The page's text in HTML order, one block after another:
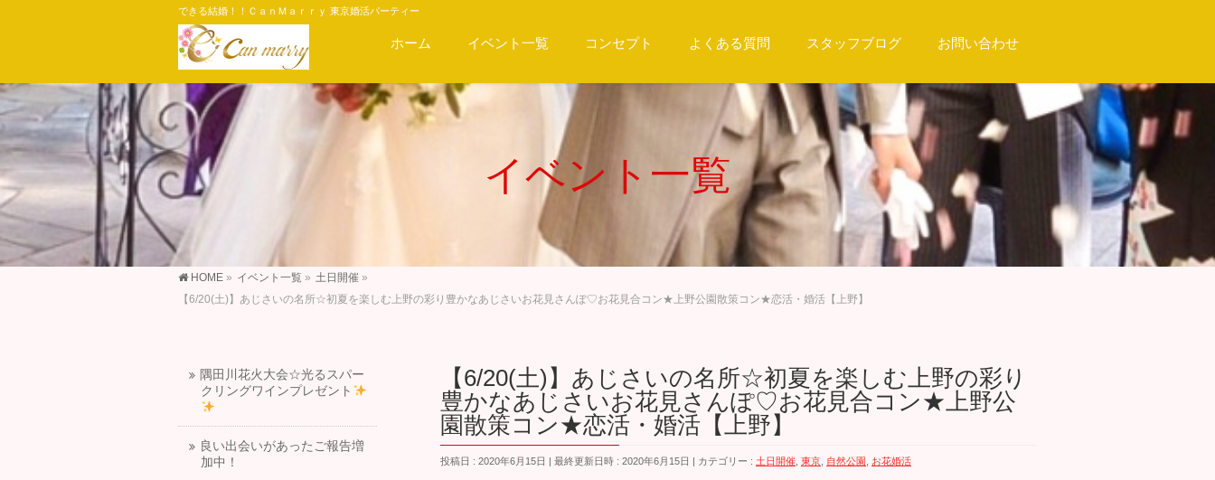
できる結婚！！ＣａｎＭａｒｒｙ 東京婚活パーティー
ホーム イベント一覧 コンセプト よくある質問 スタッフブログ お問い合わせ
イベント一覧
HOME » イベント一覧 » 土日開催 »
【6/20(土)】あじさいの名所☆初夏を楽しむ上野の彩り豊かなあじさいお花見さんぽ♡お花見合コン★上野公園散策コン★恋活・婚活【上野】
【6/20(土)】あじさいの名所☆初夏を楽しむ上野の彩り
豊かなあじさいお花見さんぽ♡お花見合コン★上野公
園散策コン★恋活・婚活【上野】
投稿日 : 2020年6月15日 最終更新日時 : 2020年6月15日 カテゴリー : 土日開催 東京 自然公園 お花婚活
隅田川花火大会☆光るスパー
クリングワインプレゼント
良い出会いがあったご報告増
加中！